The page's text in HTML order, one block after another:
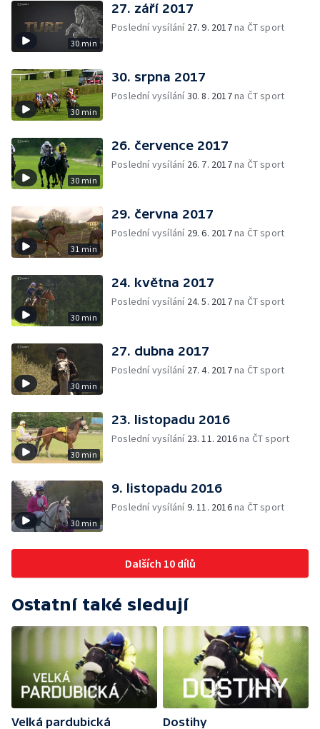
30 min
27. září 2017
Poslední vysílání 27. 9. 2017na ČT sport
30 min
30. srpna 2017
Poslední vysílání30. 8. 2017na ČT sport
30 min
26. července 2017
Poslední vysílání 26. 7. 2017na ČT sport
31 min
29. června 2017
Poslední vysílání 29. 6. 2017na ČT sport
30 min
24. května 2017
Poslední vysílání 24. 5. 2017na ČT sport
30 min
27. dubna 2017
Poslední vysílání 27. 4. 2017na ČT sport
30 min
23. listopadu 2016
Poslední vysílání 23. 11. 2016na ČT sport
30 min
9. listopadu 2016
Poslední vysílání9. 11. 2016na ČT sport
Dalších 10 dílů
Ostatní také sledují
Velká pardubická
Dostihy